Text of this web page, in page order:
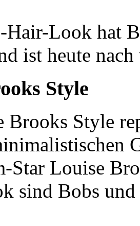
Hair-Look hat
ist heute
Style
Brooks Style
Star Louise
sind Bobs